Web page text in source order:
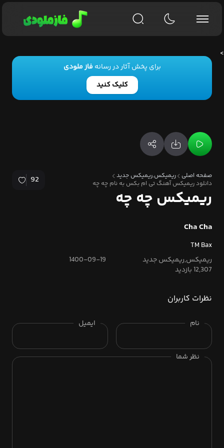
برای پخش آثار در رسانهفاز ملودی
کلیک کنید
صفحه اصلی
ریمیکس,ریمیکس جدید
دانلود ریمیکس آهنگ تی ام بکس به نام چه چه
92
ریمیکس چه چه
Cha Cha
TM Bax
ریمیکس,ریمیکس جدید
1400-09-19
12,307 بازدید
نظرات کاربران
نام ایمیل
نظر شما
>